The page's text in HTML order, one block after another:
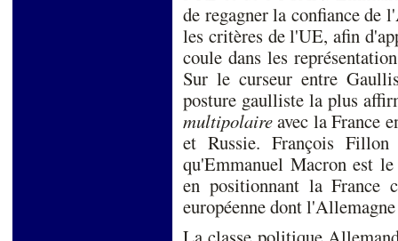
de regagner la confiance de
les critères de l'UE, afin
coule dans les
Sur le curseur entre
posture gaulliste la plus
multipolaireavec la France
et Russie. François
qu'Emmanuel Macron est
en positionnant la France
européenne dont